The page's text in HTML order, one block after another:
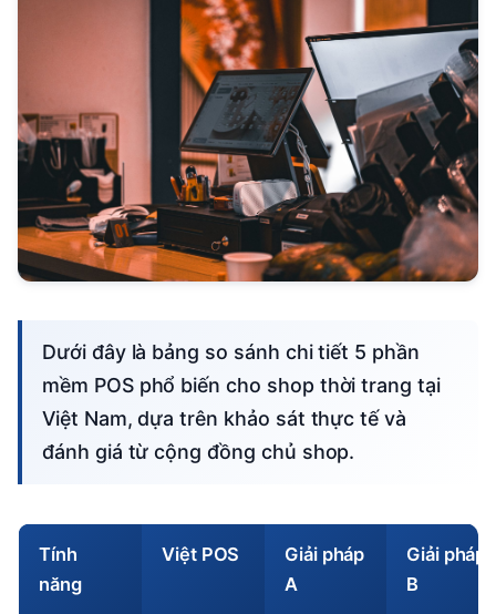
Dưới đây là bảng so sánh chi tiết 5 phần
mềm POS phổ biến cho shop thời trang tại
Việt Nam, dựa trên khảo sát thực tế và
đánh giá từ cộng đồng chủ shop.
Tính
năng
Việt POS
Giải pháp
A
Giải pháp
B